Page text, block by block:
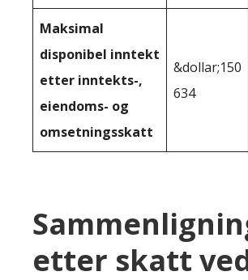
Maksimal
disponibel inntekt
etter inntekts-,
eiendoms- og
omsetningsskatt
&dollar;150
634
etter skatt